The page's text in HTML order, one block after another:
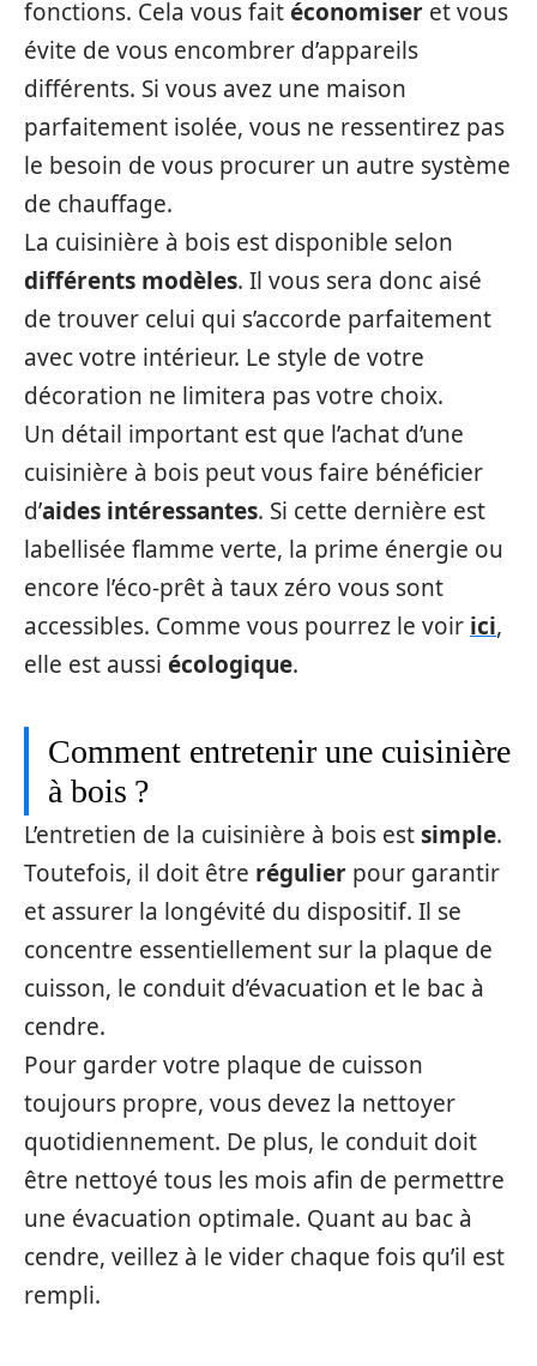
fonctions. Cela vous faitéconomiser et vous
évite de vous encombrer d’appareils
différents. Si vous avez une maison
parfaitement isolée, vous ne ressentirez pas
le besoin de vous procurer un autre système
de chauffage.
La cuisinière à bois est disponible selon
différents modèles. Il vous sera donc aisé
de trouver celui qui s’accorde parfaitement
avec votre intérieur. Le style de votre
décoration ne limitera pas votre choix.
Un détail important est que l’achat d’une
cuisinière à bois peut vous faire bénéficier
d’aides intéressantes. Si cette dernière est
labellisée flamme verte, la prime énergie ou
encore l’éco-prêt à taux zéro vous sont
accessibles. Comme vous pourrez le voir ici,
elle est aussi écologique.
Comment entretenir une cuisinière
à bois ?
L’entretien de la cuisinière à bois estsimple.
Toutefois, il doit être régulier pour garantir
et assurer la longévité du dispositif. Il se
concentre essentiellement sur la plaque de
cuisson, le conduit d’évacuation et le bac à
cendre.
Pour garder votre plaque de cuisson
toujours propre, vous devez la nettoyer
quotidiennement. De plus, le conduit doit
être nettoyé tous les mois afin de permettre
une évacuation optimale. Quant au bac à
cendre, veillez à le vider chaque fois qu’il est
rempli.